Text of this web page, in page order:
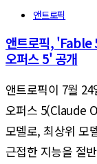
앤트로픽
앤트로픽, 'Fable
오퍼스 5' 공개
앤트로픽이 7월
오퍼스 5(Claude
모델로, 최상위 모
근접한 지능을 절